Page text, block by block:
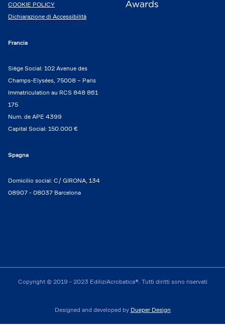
COOKIE POLICY
Dichiarazione di Accessibilità
Francia
Siège Social: 102 Avenue des
Champs-Elysées, 75008 – Paris
Immatriculation au RCS 848 861
175
Num. de APE 4399
Capital Social: 150.000 €
Spagna
Domicilio social: C/ GIRONA, 134
08907 - 08037 Barcelona
Copyright © 2019 - 2023 EdiliziAcrobatica®. Tutti diritti sono riservati
Designed and developed by Dueper Design